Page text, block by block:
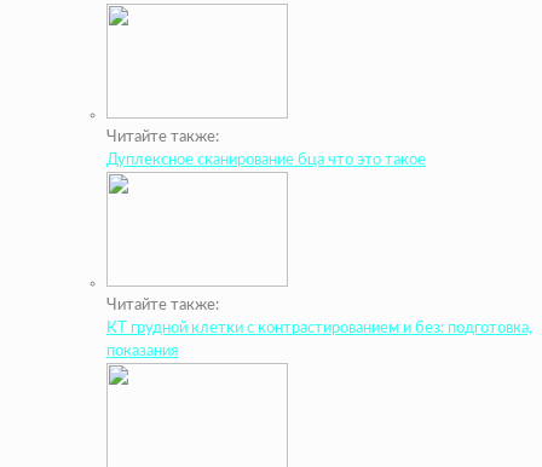
Читайте также:
Дуплексное сканирование бца что это такое
Читайте также:
КТ грудной клетки с контрастированием и без: подготовка,
показания